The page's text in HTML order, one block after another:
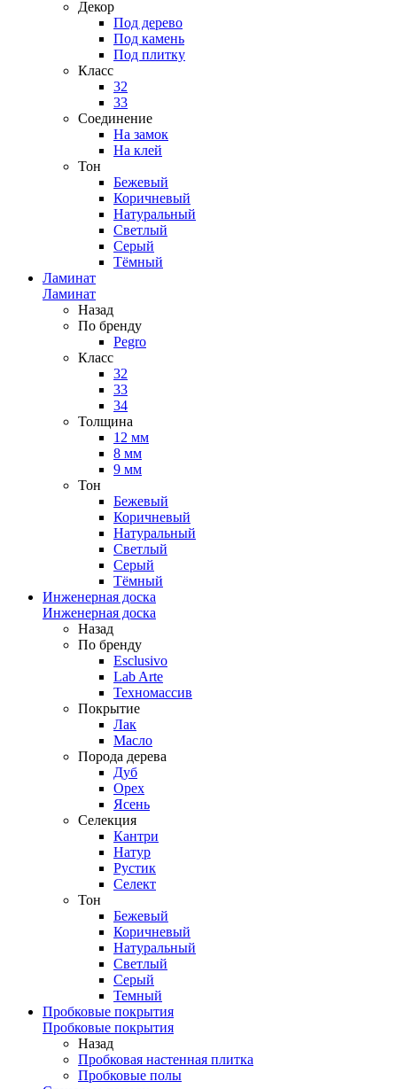
Декор
Под дерево
Под камень
Под плитку
Класс
32
33
Соединение
На замок
На клей
Тон
Бежевый
Коричневый
Натуральный
Светлый
Серый
Тёмный
Ламинат
Ламинат
Назад
По бренду
Pegro
Класс
32
33
34
Толщина
12 мм
8 мм
9 мм
Тон
Бежевый
Коричневый
Натуральный
Светлый
Серый
Тёмный
Инженерная доска
Инженерная доска
Назад
По бренду
Esclusivo
Lab Arte
Техномассив
Покрытие
Лак
Масло
Порода дерева
Дуб
Орех
Ясень
Селекция
Кантри
Натур
Рустик
Селект
Тон
Бежевый
Коричневый
Натуральный
Светлый
Серый
Темный
Пробковые покрытия
Пробковые покрытия
Назад
Пробковая настенная плитка
Пробковые полы